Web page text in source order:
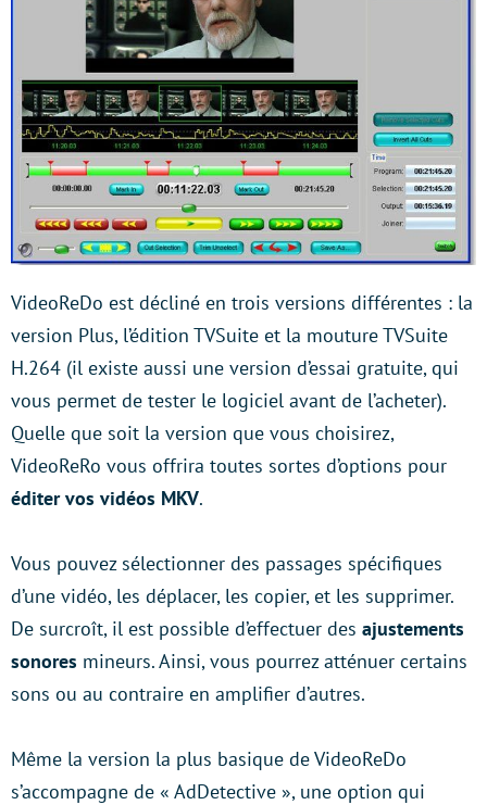
VideoReDo est décliné en trois versions différentes : la
version Plus, l’édition TVSuite et la mouture TVSuite
H.264 (il existe aussi une version d’essai gratuite, qui
vous permet de tester le logiciel avant de l’acheter).
Quelle que soit la version que vous choisirez,
VideoReRo vous offrira toutes sortes d’options pour
éditer vos vidéos MKV.
Vous pouvez sélectionner des passages spécifiques
d’une vidéo, les déplacer, les copier, et les supprimer.
De surcroît, il est possible d’effectuer des ajustements
sonores mineurs. Ainsi, vous pourrez atténuer certains
sons ou au contraire en amplifier d’autres.
Même la version la plus basique de VideoReDo
s’accompagne de « AdDetective », une option qui